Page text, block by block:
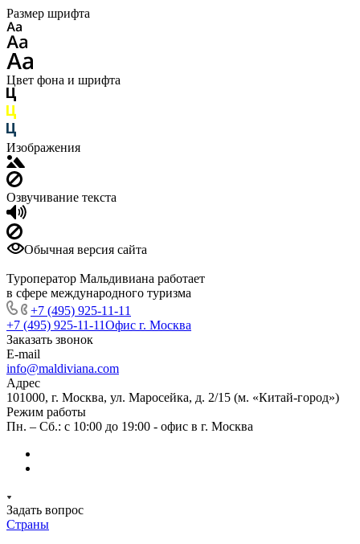
Размер шрифта
Цвет фона и шрифта
Изображения
Озвучивание текста
Обычная версия сайта
Туроператор Мальдивиана работает
в сфере международного туризма
+7 (495) 925-11-11
+7 (495) 925-11-11Офис г. Москва
Заказать звонок
E-mail
info@maldiviana.com
Адрес
101000, г. Москва, ул. Маросейка, д. 2/15 (м. «Китай-город»)
Режим работы
Пн. – Сб.: с 10:00 до 19:00 - офис в г. Москва
Задать вопрос
Страны